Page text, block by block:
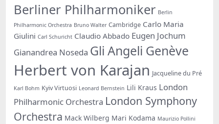
Berliner Philharmoniker Berlin
Philharmonic Orchestra Bruno Walter Cambridge Carlo Maria
Giulini Carl Schuricht Claudio Abbado Eugen Jochum
Gianandrea Noseda Gli Angeli Genève
Herbert von Karajan Jacqueline du Pré
Karl Bohm Kyiv Virtuosi Leonard Bernstein Lili Kraus London
Philharmonic Orchestra London Symphony
Orchestra Mack Wilberg Mari Kodama Maurizio Pollini